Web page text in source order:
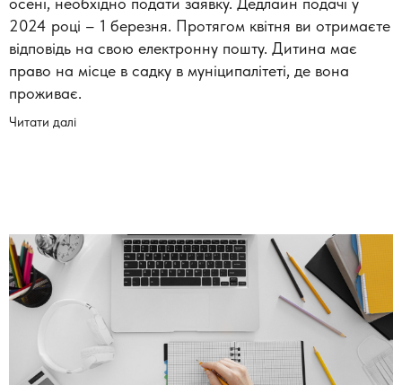
2024 році – 1 березня. Протягом квітня ви отримаєте
відповідь на свою електронну пошту. Дитина має
право на місце в садку в муніципалітеті, де вона
проживає.
Читати далі